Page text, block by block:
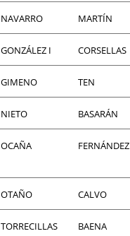
NAVARRO MARTÍN
GONZÁLEZ I CORSELLAS
GIMENO TEN
NIETO BASARÁN
OCAÑA FERNÁNDEZ
OTAÑO CALVO
TORRECILLAS BAENA